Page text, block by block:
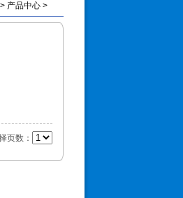
> 产品中心 >
页数：